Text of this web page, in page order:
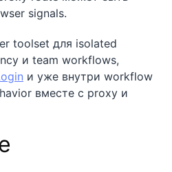
signals.
toolset для isolated
и team workflows,
и уже внутри workflow
вместе с proxy и